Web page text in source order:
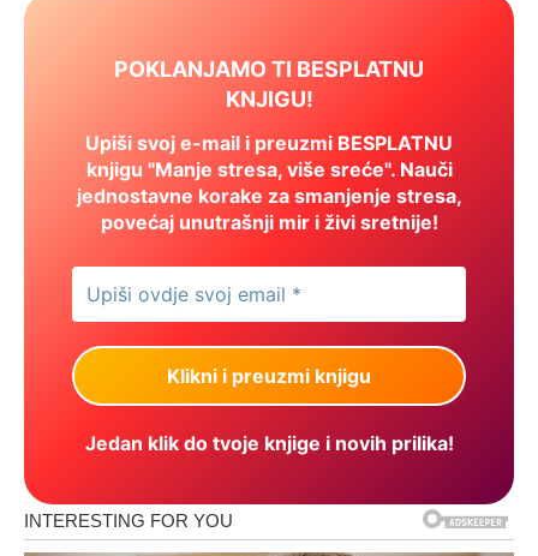
POKLANJAMO TI BESPLATNU
KNJIGU!
Upiši svoj e-mail i preuzmi BESPLATNU
knjigu "Manje stresa, više sreće". Nauči
jednostavne korake za smanjenje stresa,
povećaj unutrašnji mir i živi sretnije!
Jedan klik do tvoje knjige i novih prilika!